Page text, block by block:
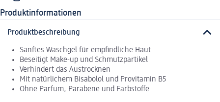
Produktinformationen
Produktbeschreibung
Sanftes Waschgel für empfindliche Haut
Beseitigt Make-up und Schmutzpartikel
Verhindert das Austrocknen
Mit natürlichem Bisabolol und Provitamin B5
Ohne Parfum, Parabene und Farbstoffe